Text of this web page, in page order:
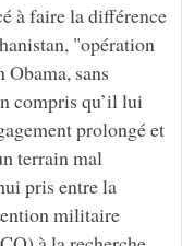
à faire la différence
"opération
sans
compris qu’il lui
prolongé et
terrain mal
pris entre la
militaire